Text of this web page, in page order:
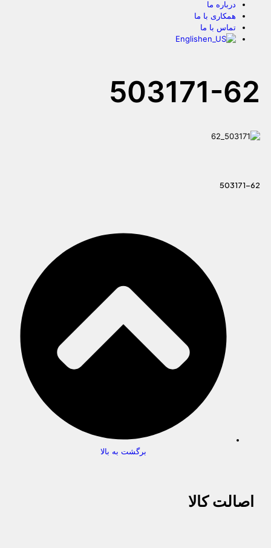
درباره ما
همکاری با ما
تماس با ما
English
503171-62
503171-62
برگشت به بالا
اصالت کالا